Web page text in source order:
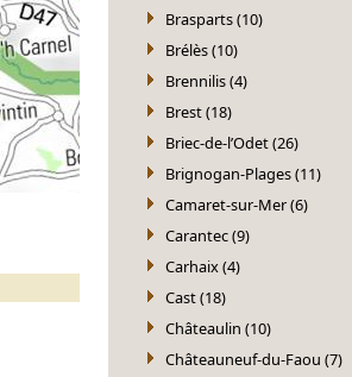
Brasparts (10)
Brélès (10)
Brennilis (4)
Brest (18)
Briec-de-l’Odet (26)
Brignogan-Plages (11)
Camaret-sur-Mer (6)
Carantec (9)
Carhaix (4)
Cast (18)
Châteaulin (10)
Châteauneuf-du-Faou (7)